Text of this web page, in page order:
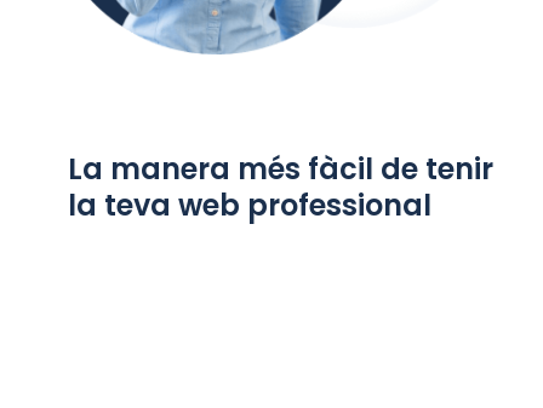
La manera més fàcil de tenir
la teva web professional